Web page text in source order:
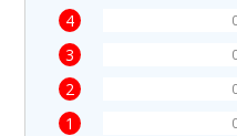
4
3
2
1